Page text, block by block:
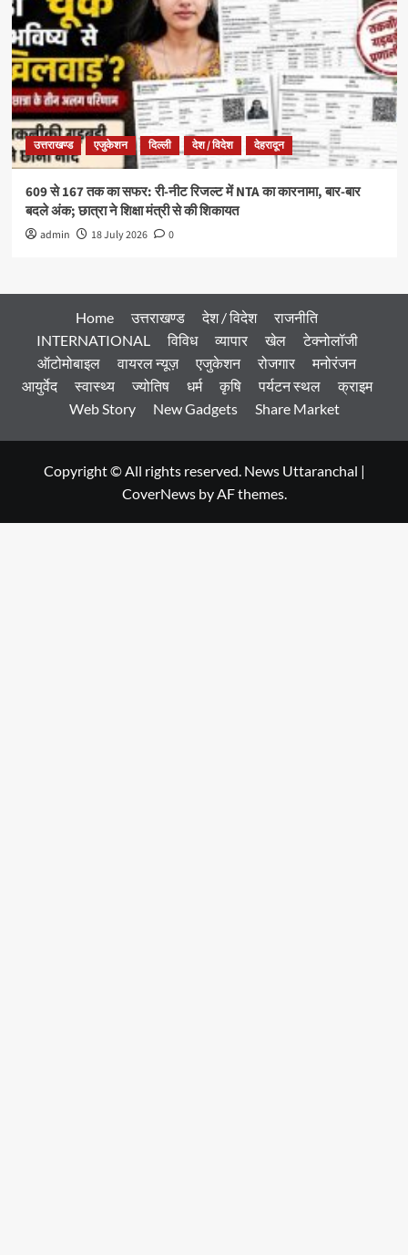
उत्तराखण्ड एजुकेशन दिल्ली देश / विदेश देहरादून
609 से 167 तक का सफर: री-नीट रिजल्ट में NTA का कारनामा, बार-बार
बदले अंक; छात्रा ने शिक्षा मंत्री से की शिकायत
admin 18 July 2026 0
Home उत्तराखण्ड देश / विदेश
राजनीति
INTERNATIONAL
विविध व्यापार खेल
टेक्नोलॉजी
ऑटोमोबाइल
वायरल न्यूज़ एजुकेशन रोजगार
मनोरंजन
आयुर्वेद
स्वास्थ्य ज्योतिष धर्म कृषि पर्यटन स्थल
क्राइम
Web Story
New Gadgets Share Market
Copyright © All rights reserved. News Uttaranchal |
CoverNewsby AF themes.